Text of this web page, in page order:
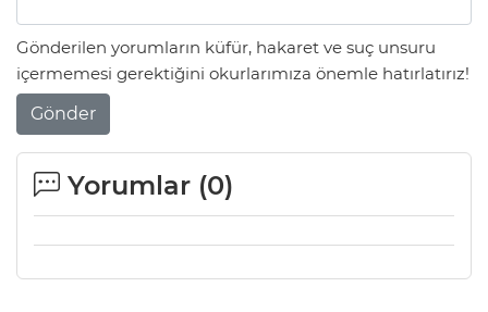
Gönderilen yorumların küfür, hakaret ve suç unsuru
içermemesi gerektiğini okurlarımıza önemle hatırlatırız!
Gönder
Yorumlar (0)